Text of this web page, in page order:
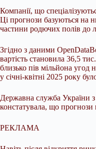
Компанії, що
Ці прогнози базуються на
частини родючих полів до
Згідно з даними
вартість становила 36,5
близько пів мільйона угод
у січні-квітні 2025 року
Державна служба України з
констатувала, що прогнози
РЕКЛАМА